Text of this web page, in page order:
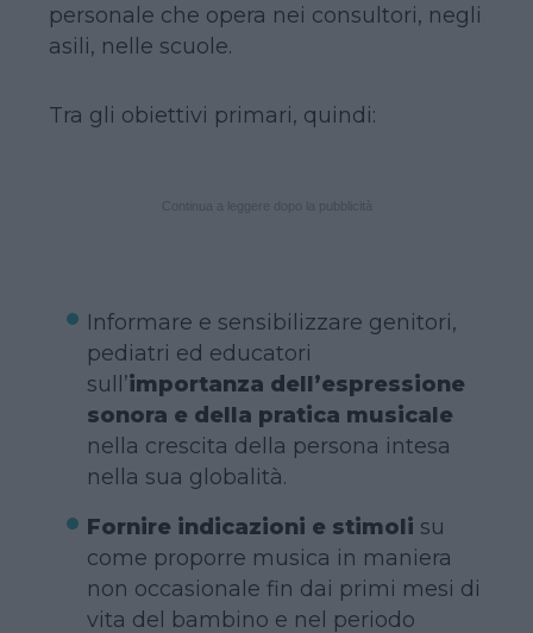
personale che opera nei consultori, negli
asili, nelle scuole.
Tra gli obiettivi primari, quindi:
Informare e sensibilizzare genitori,
pediatri ed educatori
sull’importanza dell’espressione
sonora e della pratica musicale
nella crescita della persona intesa
nella sua globalità.
Fornire indicazioni e stimoli su
come proporre musica in maniera
non occasionale fin dai primi mesi di
vita del bambino e nel periodo